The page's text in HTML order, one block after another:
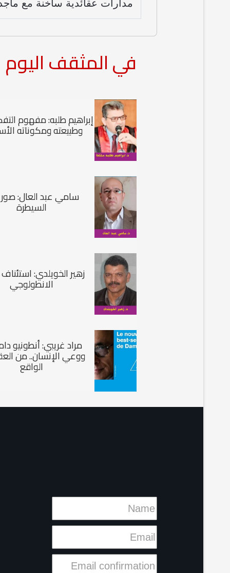
مدارات عقائدية ساخنة مع
في المثقف اليوم
إبراهيم طلبه: مفهوم
وطبيعته ومكوناته
سامي عبد العال: صور
السيطرة
زهير الخويلدي:
الانطولوجي
مراد غريبي: أنطونيو
ووعي الإنسان.. من
الواقع